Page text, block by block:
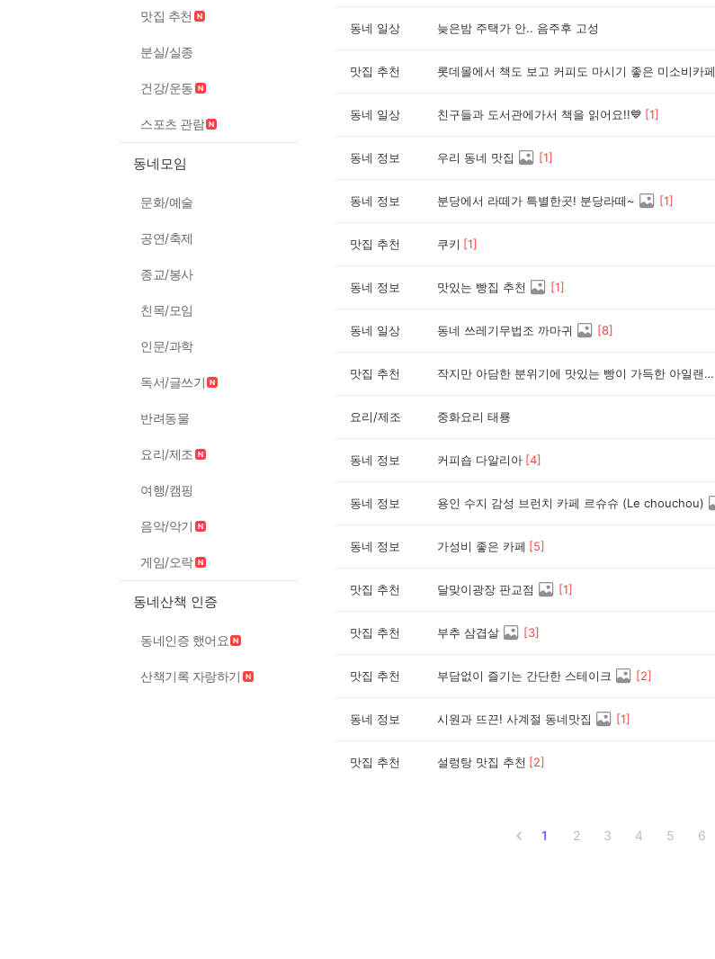
맛집 추천
분실/실종
건강/운동
스포츠 관람
동네모임
문화/예술
공연/축제
종교/봉사
친목/모임
인문/과학
독서/글쓰기
반려동물
요리/제조
여행/캠핑
음악/악기
게임/오락
동네산책 인증
동네인증 했어요
산책기록 자랑하기
동네 일상 늦은밤 주택가 안.. 음주후 고성
맛집 추천 롯데몰에서 책도 보고 커피도 마시기 좋은 미소비카페
동네 일상 친구들과 도서관에가서 책을 읽어요!!💙 [1]
동네 정보 우리 동네 맛집 [1]
동네 정보 분당에서 라떼가 특별한곳! 분당라떼~ [1]
맛집 추천 쿠키 [1]
동네 정보 맛있는 빵집 추천 [1]
동네 일상 동네 쓰레기무법조 까마귀 [8]
맛집 추천 작지만 아담한 분위기에 맛있는 빵이 가득한 아일랜드15
요리/제조 중화요리 태룡
동네 정보 커피숍 다알리아 [4]
동네 정보 용인 수지 감성 브런치 카페 르슈슈 (Le chouchou)
동네 정보 가성비 좋은 카페 [5]
맛집 추천 달맞이광장 판교점 [1]
맛집 추천 부추 삼겹살 [3]
맛집 추천 부담없이 즐기는 간단한 스테이크 [2]
동네 정보 시원과 뜨끈! 사계절 동네맛집 [1]
맛집 추천 설렁탕 맛집 추천 [2]
1 2 3 4 5 6